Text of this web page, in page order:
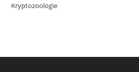
Kryptozoologie